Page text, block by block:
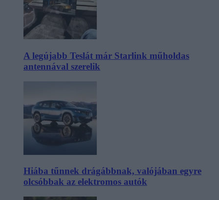
A legújabb Teslát már Starlink műholdas
antennával szerelik
Hiába tűnnek drágábbnak, valójában egyre
olcsóbbak az elektromos autók